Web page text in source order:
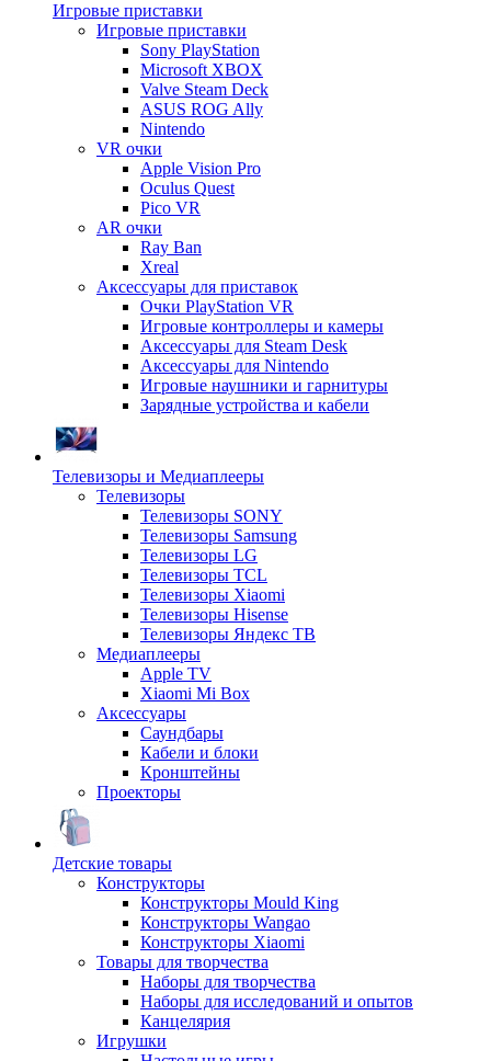
Игровые приставки
Игровые приставки
Sony PlayStation
Microsoft XBOX
Valve Steam Deck
ASUS ROG Ally
Nintendo
VR очки
Apple Vision Pro
Oculus Quest
Pico VR
AR очки
Ray Ban
Xreal
Аксессуары для приставок
Очки PlayStation VR
Игровые контроллеры и камеры
Аксессуары для Steam Desk
Аксессуары для Nintendo
Игровые наушники и гарнитуры
Зарядные устройства и кабели
Телевизоры и Медиаплееры
Телевизоры
Телевизоры SONY
Телевизоры Samsung
Телевизоры LG
Телевизоры TCL
Телевизоры Xiaomi
Телевизоры Hisense
Телевизоры Яндекс ТВ
Медиаплееры
Apple TV
Xiaomi Mi Box
Аксессуары
Саундбары
Кабели и блоки
Кронштейны
Проекторы
Детские товары
Конструкторы
Конструкторы Mould King
Конструкторы Wangao
Конструкторы Xiaomi
Товары для творчества
Наборы для творчества
Наборы для исследований и опытов
Канцелярия
Игрушки